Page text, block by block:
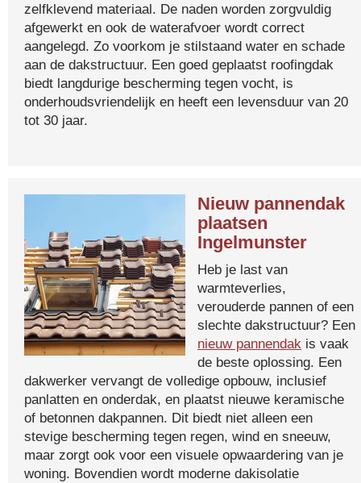
zelfklevend materiaal. De naden worden zorgvuldig
afgewerkt en ook de waterafvoer wordt correct
aangelegd. Zo voorkom je stilstaand water en schade
aan de dakstructuur. Een goed geplaatst roofingdak
biedt langdurige bescherming tegen vocht, is
onderhoudsvriendelijk en heeft een levensduur van 20
tot 30 jaar.
Nieuw pannendak
plaatsen
Ingelmunster
Heb je last van
warmteverlies,
verouderde pannen of een
slechte dakstructuur? Een
nieuw pannendak is vaak
de beste oplossing. Een
dakwerker vervangt de volledige opbouw, inclusief
panlatten en onderdak, en plaatst nieuwe keramische
of betonnen dakpannen. Dit biedt niet alleen een
stevige bescherming tegen regen, wind en sneeuw,
maar zorgt ook voor een visuele opwaardering van je
woning. Bovendien wordt moderne dakisolatie